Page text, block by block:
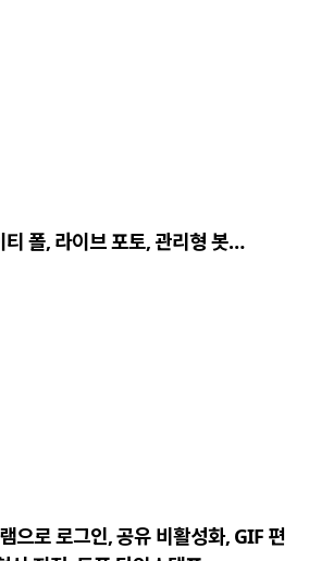
폴, 라이브 포토, 관리형 봇…